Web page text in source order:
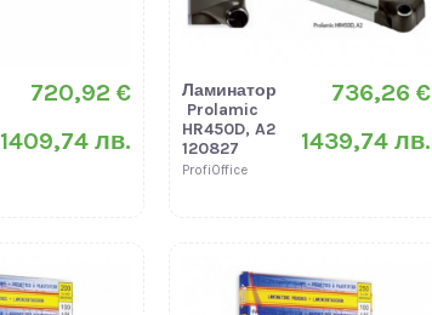
720,92 €
1409,74 лв.
Ламинатор
Prolamic
HR450D, A2
120827
ProfiOffice
736,26 €
1439,74 лв.